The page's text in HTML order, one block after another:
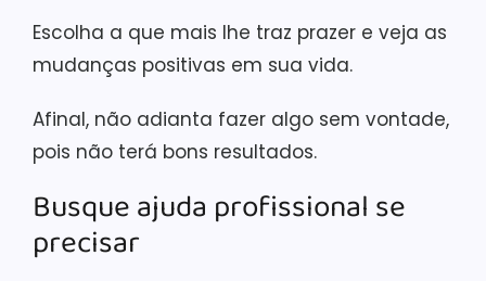
Escolha a que mais lhe traz prazer e veja as
mudanças positivas em sua vida.
Afinal, não adianta fazer algo sem vontade,
pois não terá bons resultados.
Busque ajuda profissional se
precisar